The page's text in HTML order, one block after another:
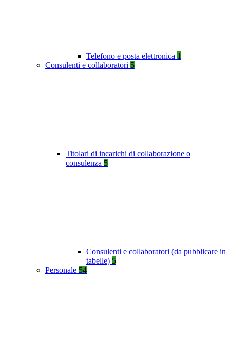
Telefono e posta elettronica 1
Consulenti e collaboratori 5
Titolari di incarichi di collaborazione o
consulenza 5
Consulenti e collaboratori (da pubblicare in
tabelle) 5
Personale 54